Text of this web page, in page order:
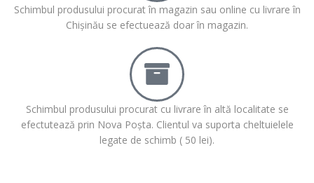
Schimbul produsului procurat în magazin sau online cu livrare în
Chișinău se efectuează doar în magazin.
Schimbul produsului procurat cu livrare în altă localitate se
efectutează prin Nova Poșta. Clientul va suporta cheltuielele
legate de schimb ( 50 lei).